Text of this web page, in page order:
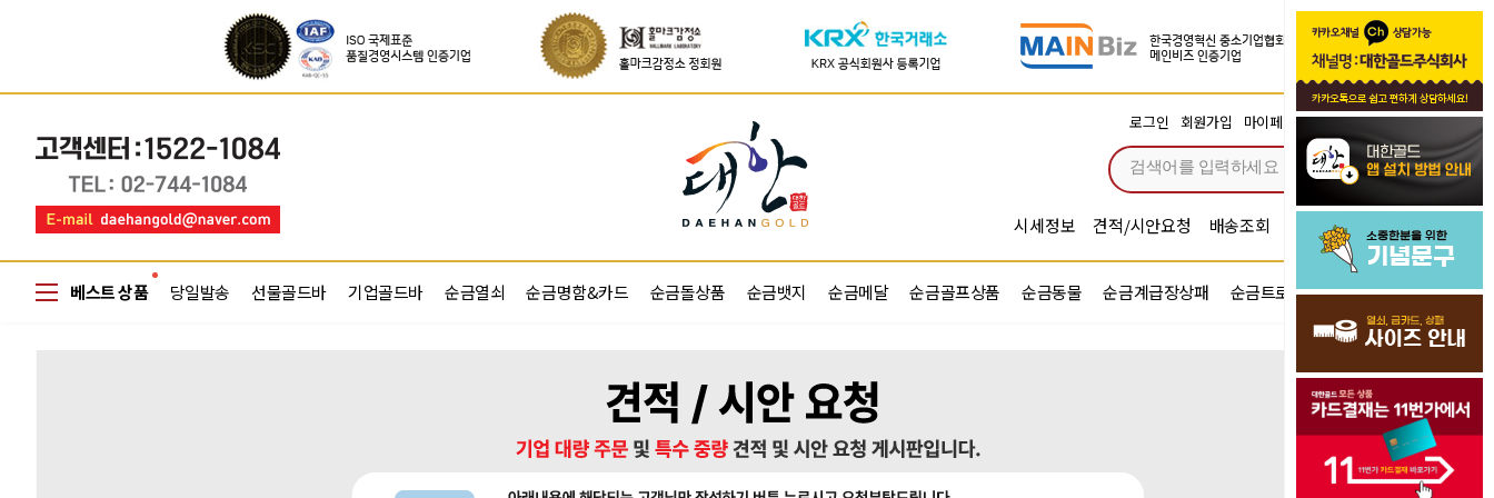
로그인 회원가입 마이페이지 주문조회 장바구니 0
시세정보 견적/시안요청 배송조회 시안확인 기념문구예문
베스트 상품 당일발송 선물골드바 기업골드바 순금열쇠 순금명함&카드 순금돌상품 순금뱃지 순금메달 순금골프상품 순금동물 순금계급장상패 순금트로피 순금기업반지